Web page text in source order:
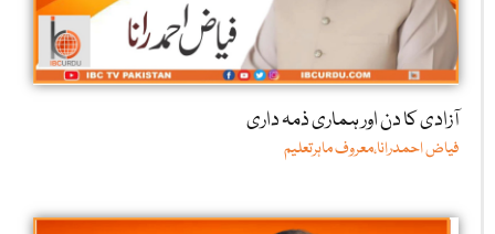
آزادی کا دن اور ہماری ذمہ داری
فیاض احمدرانا،معروف ماہرتعلیم